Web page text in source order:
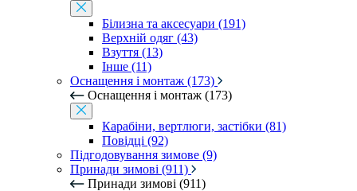
Білизна та аксесуари (191)
Верхній одяг (43)
Взуття (13)
Інше (11)
Оснащення і монтаж (173)
Оснащення і монтаж (173)
Карабіни, вертлюги, застібки (81)
Повідці (92)
Підгодовування зимове (9)
Принади зимові (911)
Принади зимові (911)